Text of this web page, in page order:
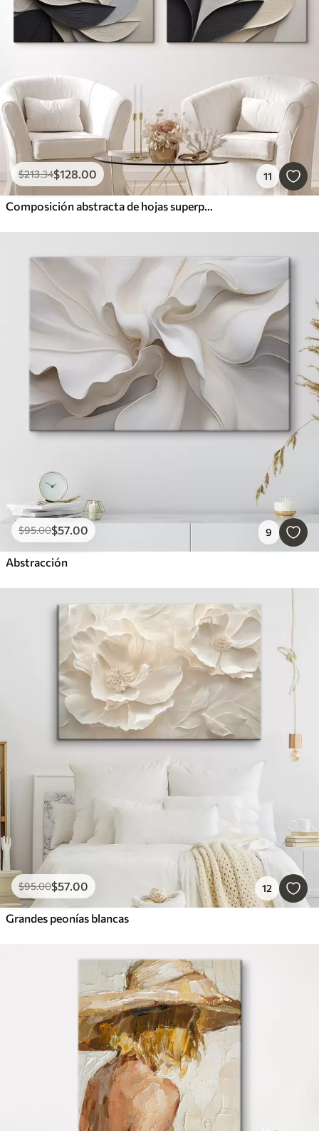
$213.34$128.00 11
Composición abstracta de hojas superpuestas, formas curvas en negro, blanco y beige, arte texturizado
$95.00$57.00 9
Abstracción
$95.00$57.00 12
Grandes peonías blancas